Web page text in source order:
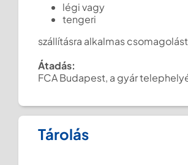
légi vagy
tengeri
szállításra alkalmas
Átadás:
FCA Budapest, a gyár
Tárolás